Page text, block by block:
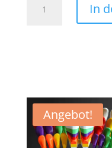
Patch
Raumfahrer
Astronaut
Menge
In
Angebot!